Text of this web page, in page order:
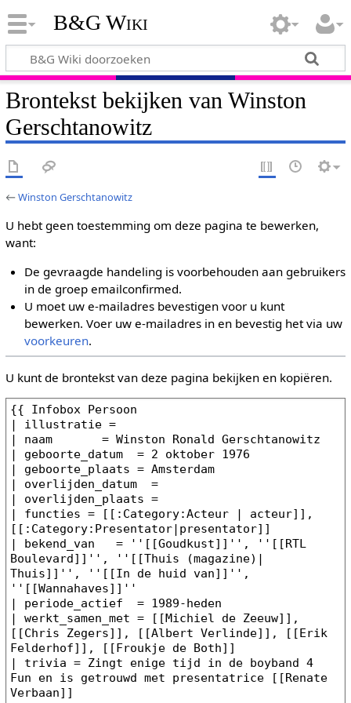
B&G Wiki
Brontekst bekijken van Winston
Gerschtanowitz
←Winston Gerschtanowitz
U hebt geen toestemming om deze pagina te bewerken,
want:
De gevraagde handeling is voorbehouden aan gebruikers
in de groep emailconfirmed.
U moet uw e-mailadres bevestigen voor u kunt
bewerken. Voer uw e-mailadres in en bevestig het via uw
voorkeuren.
U kunt de brontekst van deze pagina bekijken en kopiëren.